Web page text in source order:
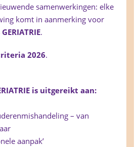
samenwerkingen: elke
komt in aanmerking voor
.
2026.
is uitgereikt aan:
– van
aanpak’